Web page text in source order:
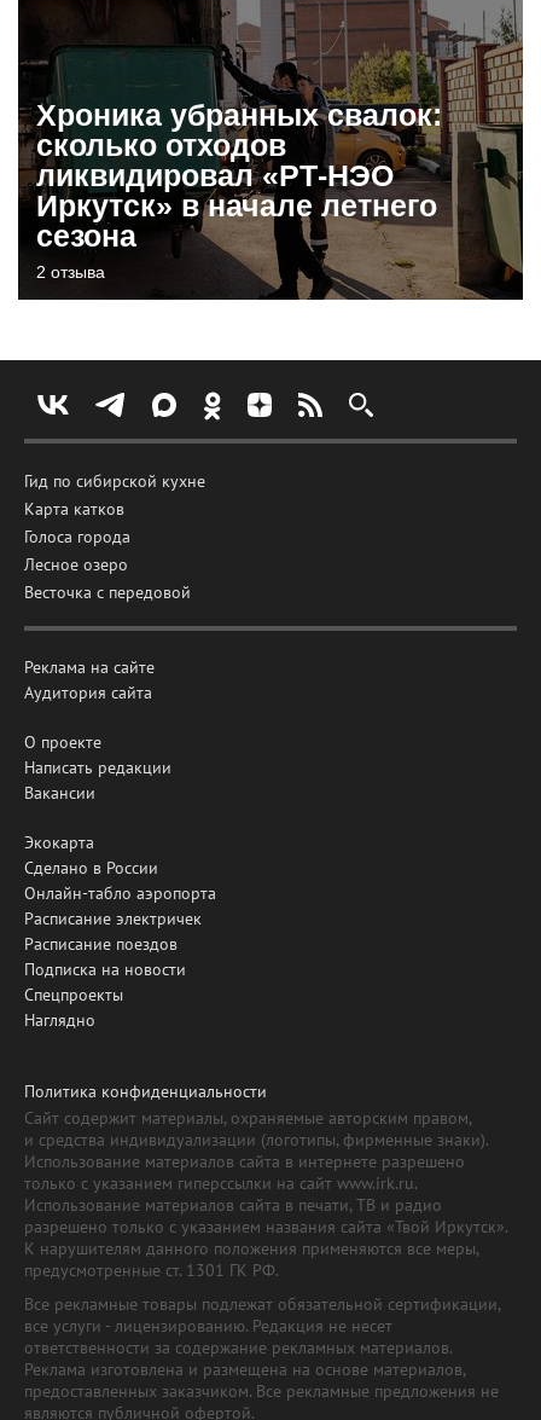
Хроника убранных свалок:
сколько отходов
ликвидировал «РТ-НЭО
Иркутск» в начале летнего
сезона
2 отзыва
Гид по сибирской кухне
Карта катков
Голоса города
Лесное озеро
Весточка с передовой
Реклама на сайте
Аудитория сайта
О проекте
Написать редакции
Вакансии
Экокарта
Сделано в России
Онлайн-табло аэропорта
Расписание электричек
Расписание поездов
Подписка на новости
Спецпроекты
Наглядно
Политика конфиденциальности
Сайт содержит материалы, охраняемые авторским правом,
и средства индивидуализации (логотипы, фирменные знаки).
Использование материалов сайта в интернете разрешено
только с указанием гиперссылки на сайт www.irk.ru.
Использование материалов сайта в печати, ТВ и радио
разрешено только с указанием названия сайта «Твой Иркутск».
К нарушителям данного положения применяются все меры,
предусмотренные ст. 1301 ГК РФ.
Все рекламные товары подлежат обязательной сертификации,
все услуги - лицензированию. Редакция не несет
ответственности за содержание рекламных материалов.
Реклама изготовлена и размещена на основе материалов,
предоставленных заказчиком. Все рекламные предложения не
являются публичной офертой.